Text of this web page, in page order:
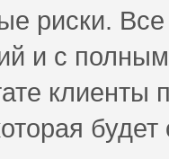
риски.
и с
клиенты